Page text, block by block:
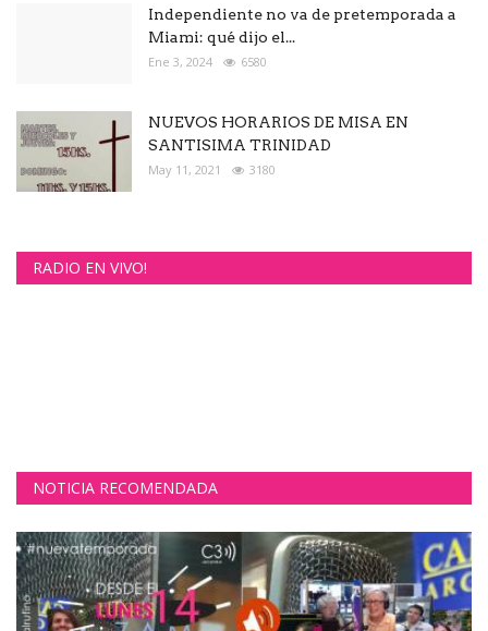
Independiente no va de pretemporada a
Miami: qué dijo el...
Ene 3, 2024 6580
NUEVOS HORARIOS DE MISA EN
SANTISIMA TRINIDAD
May 11, 2021 3180
RADIO EN VIVO!
NOTICIA RECOMENDADA